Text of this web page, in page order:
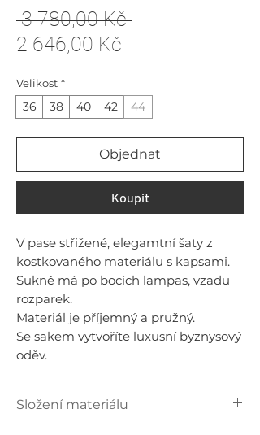
3 780,00 Kč Běžná
2 646,00 Kč
Velikost *
36 38 40 42 44
Objednat
Koupit
V pase střižené, elegamtní šaty z
kostkovaného materiálu s kapsami.
Sukně má po bocích lampas, vzadu
rozparek.
Materiál je příjemný a pružný.
Se sakem vytvoříte luxusní byznysový
oděv.
Složení materiálu